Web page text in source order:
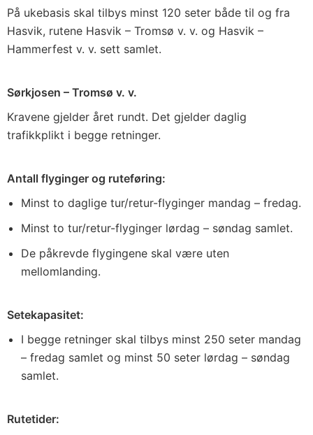
På ukebasis skal tilbys minst 120 seter både til og fra
Hasvik, rutene Hasvik – Tromsø v. v. og Hasvik –
Hammerfest v. v. sett samlet.
Sørkjosen – Tromsø v. v.
Kravene gjelder året rundt. Det gjelder daglig
trafikkplikt i begge retninger.
Antall flyginger og ruteføring:
Minst to daglige tur/retur-flyginger mandag – fredag.
Minst to tur/retur-flyginger lørdag – søndag samlet.
De påkrevde flygingene skal være uten
mellomlanding.
Setekapasitet:
I begge retninger skal tilbys minst 250 seter mandag
– fredag samlet og minst 50 seter lørdag – søndag
samlet.
Rutetider: